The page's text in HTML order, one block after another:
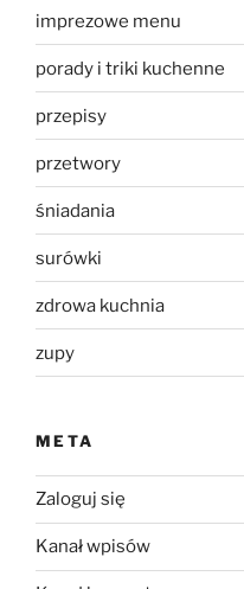
imprezowe menu
porady i triki kuchenne
przepisy
przetwory
śniadania
surówki
zdrowa kuchnia
zupy
META
Zaloguj się
Kanał wpisów